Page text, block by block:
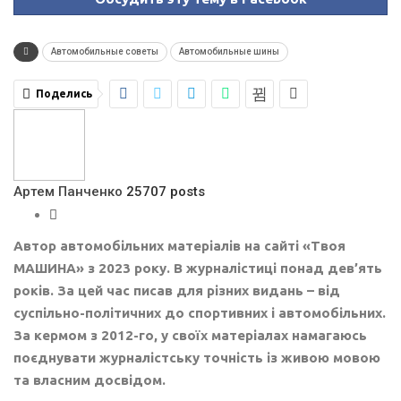
Автомобильные советы Автомобильные шины
Поделись
Артем Панченко 25707 posts
Автор автомобільних матеріалів на сайті «Твоя
МАШИНА» з 2023 року. В журналістиці понад дев’ять
років. За цей час писав для різних видань – від
суспільно-політичних до спортивних і автомобільних.
За кермом з 2012-го, у своїх матеріалах намагаюсь
поєднувати журналістську точність із живою мовою
та власним досвідом.